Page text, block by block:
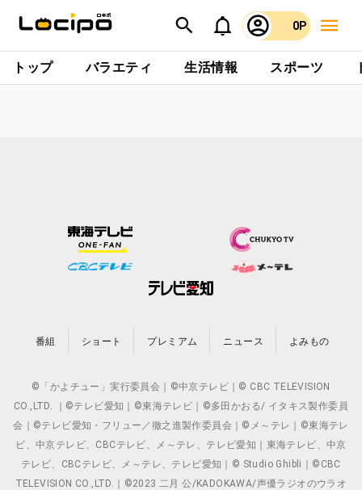
0P
トップ バラエティ 生活情報 スポーツ
番組 ショート プレミアム ニュース よみもの
©「かよチュー」実行委員会｜©中京テレビ｜© CBC TELEVISION
CO.,LTD. ｜©テレビ愛知｜©東海テレビ｜©多田かおる/ イタキス製作委員
会｜©テレビ愛知・フリュー／徹之進製作委員会｜©メ～テレ｜©東海テレ
ビ、中京テレビ、CBCテレビ、メ～テレ、テレビ愛知｜東海テレビ、中京
テレビ、CBCテレビ、メ～テレ、テレビ愛知｜© Studio Ghibli｜©CBC
TELEVISION CO.,LTD.｜©2023 二月 公/KADOKAWA/声優ラジオのウラオ